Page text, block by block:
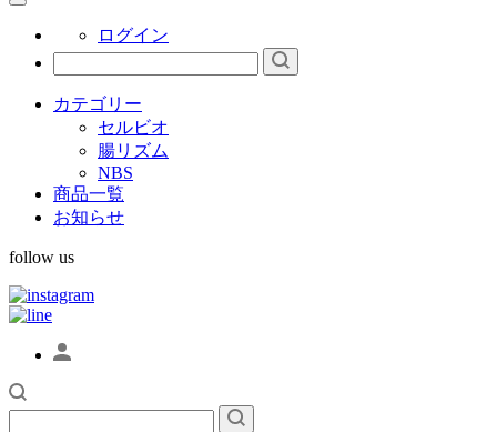
ログイン
カテゴリー
セルビオ
腸リズム
NBS
商品一覧
お知らせ
follow us